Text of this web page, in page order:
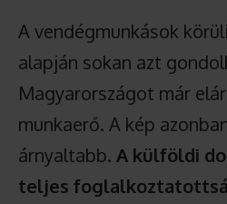
A vendégmunkások
alapján sokan azt
Magyarországot már
munkaerő. A kép
árnyaltabb. A külföldi
teljes